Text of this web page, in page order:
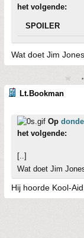
het volgende:
SPOILER
Wat doet Jim
Lt.Bookman
Op
het volgende:
[..]
Wat doet Jim
Hij hoorde Kool-Aid.